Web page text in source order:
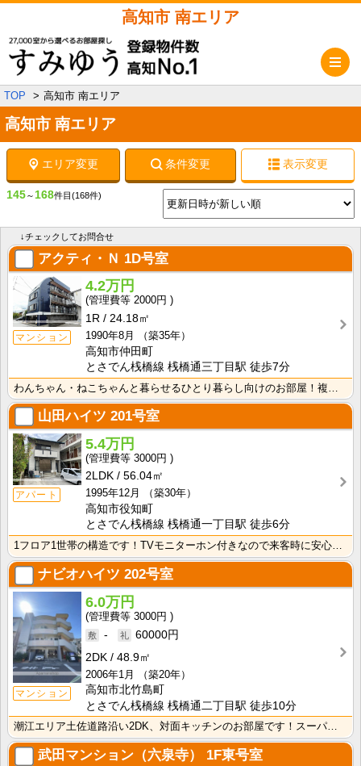
高知市 南エリア
TOP 高知市 南エリア
高知市 南エリア
エリア変更 条件変更 表示変更
145～168件目 (168件)
↓チェックしてお問合せ
アクティ・Ｎ 1D号室
マンション
4.2万円
2000円
1R
24.18㎡
1990年8月
（築35年）
高知市仲田町
とさでん桟橋線 桟橋通三丁目駅 徒歩7分
わんちゃん・ねこちゃんと暮らせるひとり暮らし向けのお部屋！複数のスーパーやドラッグストア、飲食店の豊･･･
山田ハイツ 201号室
アパート
5.4万円
3000円
2LDK
56.04㎡
1995年12月
（築30年）
高知市役知町
とさでん桟橋線 桟橋通一丁目駅 徒歩6分
1フロア1世帯の構造です！TVモニターホン付きなので来客時に安心！初期費用減額プラン選べます♪家賃フ･･･
ナビオハイツ 202号室
マンション
6.0万円
3000円
-
60000円
2DK
48.9㎡
2006年1月
（築20年）
高知市北竹島町
とさでん桟橋線 桟橋通二丁目駅 徒歩10分
潮江エリア土佐道路沿い2DK、対面キッチンのお部屋です！スーパー・コンビニが近いのでお買い物に便利な･･･
武田マンション（六泉寺） 1F東号室